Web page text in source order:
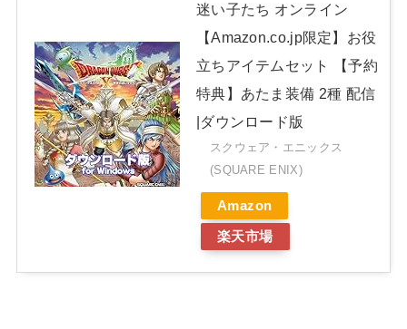
迷い子たち オンライン
【Amazon.co.jp限定】お役
立ちアイテムセット 【予約
特典】あたま装備 2種 配信
|ダウンロード版
スクウェア・エニックス
(SQUARE ENIX)
Amazon
楽天市場